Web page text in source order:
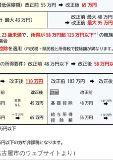
屋市のウェブサイトより）